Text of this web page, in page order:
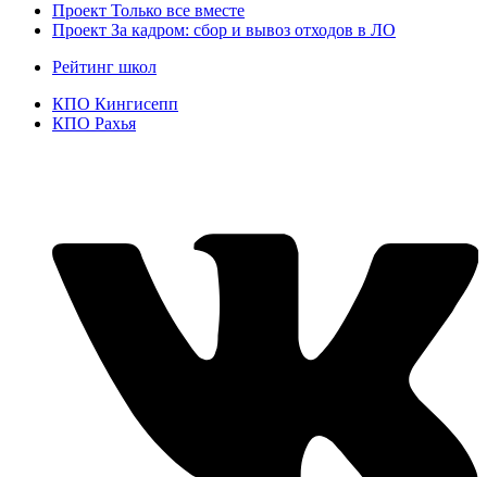
Проект Только все вместе
Проект За кадром: сбор и вывоз отходов в ЛО
Рейтинг школ
КПО Кингисепп
КПО Рахья